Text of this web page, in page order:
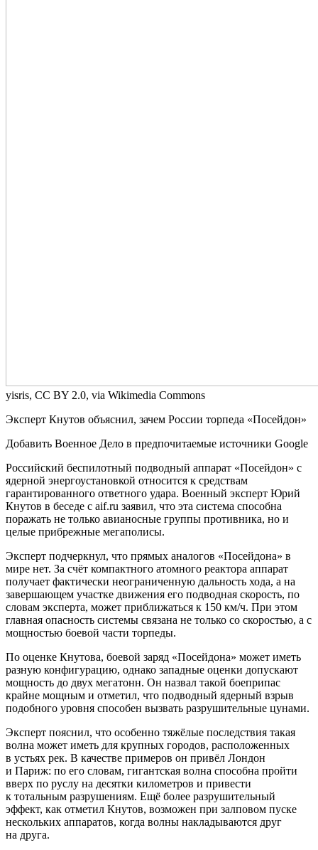
yisris, CC BY 2.0, via Wikimedia Commons
Эксперт Кнутов объяснил, зачем России торпеда «Посейдон»
Добавить Военное Дело в предпочитаемые источники Google
Российский беспилотный подводный аппарат «Посейдон» с
ядерной энергоустановкой относится к средствам
гарантированного ответного удара. Военный эксперт Юрий
Кнутов в беседе с aif.ru заявил, что эта система способна
поражать не только авианосные группы противника, но и
целые прибрежные мегаполисы.
Эксперт подчеркнул, что прямых аналогов «Посейдона» в
мире нет. За счёт компактного атомного реактора аппарат
получает фактически неограниченную дальность хода, а на
завершающем участке движения его подводная скорость, по
словам эксперта, может приближаться к 150 км/ч. При этом
главная опасность системы связана не только со скоростью, а с
мощностью боевой части торпеды.
По оценке Кнутова, боевой заряд «Посейдона» может иметь
разную конфигурацию, однако западные оценки допускают
мощность до двух мегатонн. Он назвал такой боеприпас
крайне мощным и отметил, что подводный ядерный взрыв
подобного уровня способен вызвать разрушительные цунами.
Эксперт пояснил, что особенно тяжёлые последствия такая
волна может иметь для крупных городов, расположенных
в устьях рек. В качестве примеров он привёл Лондон
и Париж: по его словам, гигантская волна способна пройти
вверх по руслу на десятки километров и привести
к тотальным разрушениям. Ещё более разрушительный
эффект, как отметил Кнутов, возможен при залповом пуске
нескольких аппаратов, когда волны накладываются друг
на друга.